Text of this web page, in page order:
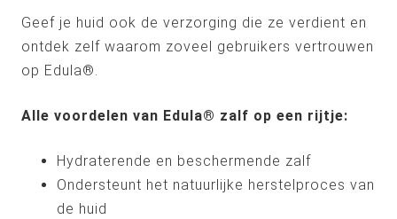
Geef je huid ook de verzorging die ze verdient en
ontdek zelf waarom zoveel gebruikers vertrouwen
op Edula®.
Alle voordelen van Edula® zalf op een rijtje:
Hydraterende en beschermende zalf
Ondersteunt het natuurlijke herstelproces van
de huid